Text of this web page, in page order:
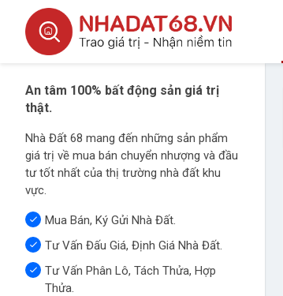
An tâm 100% bất động sản giá trị
thật.
Nhà Đất 68 mang đến những sản phẩm
giá trị về mua bán chuyển nhượng và đầu
tư tốt nhất của thị trường nhà đất khu
vực.
Mua Bán, Ký Gửi Nhà Đất.
Tư Vấn Đấu Giá, Định Giá Nhà Đất.
Tư Vấn Phân Lô, Tách Thửa, Hợp
Thửa.